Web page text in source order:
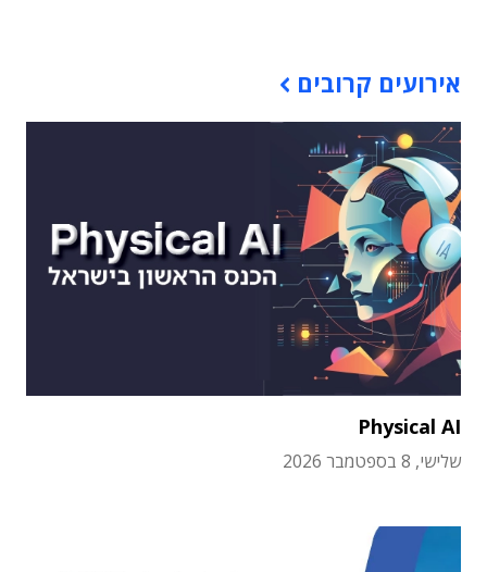
אירועים קרובים
Physical AI
שלישי, 8 בספטמבר 2026